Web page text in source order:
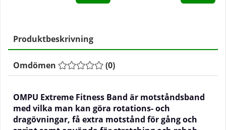
Produktbeskrivning
Omdömen (0)
OMPU Extreme Fitness Band är motståndsband
med vilka man kan göra rotations- och
dragövningar, få extra motstånd för gång och